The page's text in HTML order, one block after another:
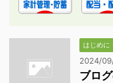
はじめに
2024/
ブロ